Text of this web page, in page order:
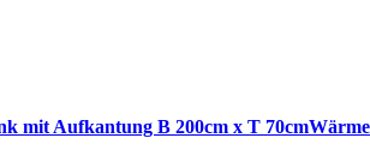
mit Aufkantung B 200cm x T 70cm